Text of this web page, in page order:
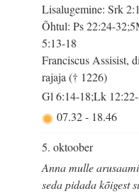
Lisalugemine: Srk
Õhtul: Ps 22:24-
5:13-18
Franciscus Assisist,
rajaja († 1226)
Gl 6:14-18;Lk
07.32- 18.46
5. oktoober
Anna mulle
seda pidada kõigest